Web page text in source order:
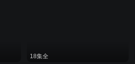
18集全